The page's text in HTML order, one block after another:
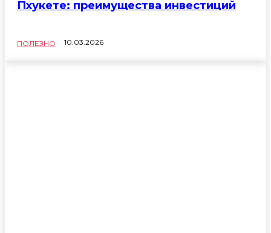
Пхукете: преимущества инвестиций
ПОЛЕЗНО 10.03.2026